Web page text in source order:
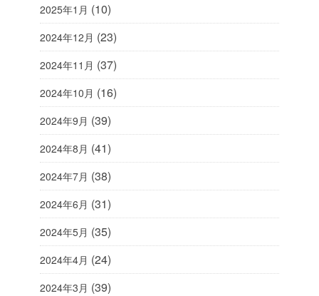
2025年1月 (10)
2024年12月 (23)
2024年11月 (37)
2024年10月 (16)
2024年9月 (39)
2024年8月 (41)
2024年7月 (38)
2024年6月 (31)
2024年5月 (35)
2024年4月 (24)
2024年3月 (39)